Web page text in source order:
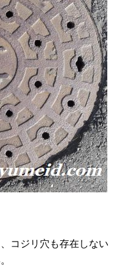
コジリ穴も存在しない